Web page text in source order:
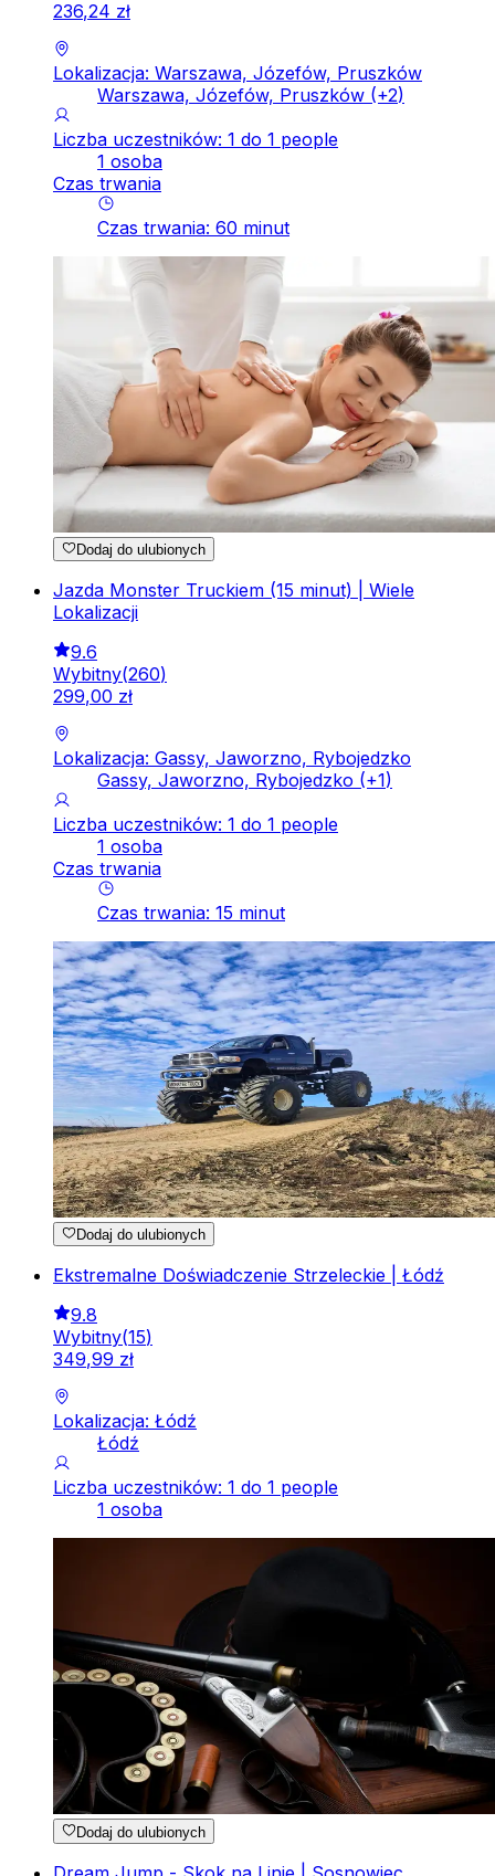
236,24 zł
Lokalizacja: Warszawa, Józefów, Pruszków
Warszawa, Józefów, Pruszków (+2)
Liczba uczestników: 1 do 1 people
1 osoba
Czas trwania
Czas trwania: 60 minut
Dodaj do ulubionych
Jazda Monster Truckiem (15 minut) | Wiele
Lokalizacji
9.6
Wybitny(260)
299,00 zł
Lokalizacja: Gassy, Jaworzno, Rybojedzko
Gassy, Jaworzno, Rybojedzko (+1)
Liczba uczestników: 1 do 1 people
1 osoba
Czas trwania
Czas trwania: 15 minut
Dodaj do ulubionych
Ekstremalne Doświadczenie Strzeleckie | Łódź
9.8
Wybitny(15)
349,99 zł
Lokalizacja: Łódź
Łódź
Liczba uczestników: 1 do 1 people
1 osoba
Dodaj do ulubionych